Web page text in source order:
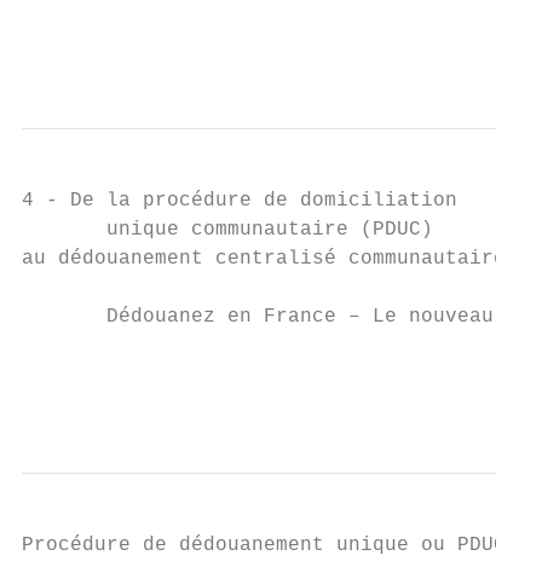
4 - De la procédure de domiciliation
       unique communautaire (PDUC)
au dédouanement centralisé communautaire
Dédouanez en France – Le nouveau
Procédure de dédouanement unique ou PDUC